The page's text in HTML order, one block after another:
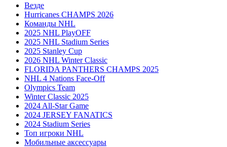
Везде
Hurricanes CHAMPS 2026
Команды NHL
2025 NHL PlayOFF
2025 NHL Stadium Series
2025 Stanley Cup
2026 NHL Winter Classic
FLORIDA PANTHERS CHAMPS 2025
NHL 4 Nations Face-Off
Olympics Team
Winter Classic 2025
2024 All-Star Game
2024 JERSEY FANATICS
2024 Stadium Series
Топ игроки NHL
Мобильные аксессуары